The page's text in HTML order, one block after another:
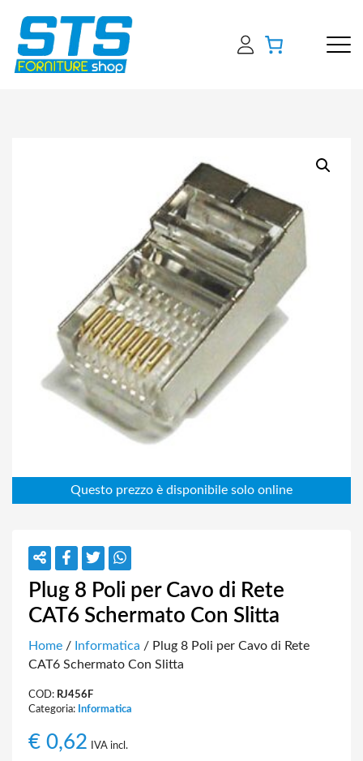
Plug 8 Poli per Cavo di Rete
CAT6 Schermato Con Slitta
Home / Informatica / Plug 8 Poli per Cavo di Rete
CAT6 Schermato Con Slitta
COD: RJ456F
Categoria: Informatica
€ 0,62 IVA incl.